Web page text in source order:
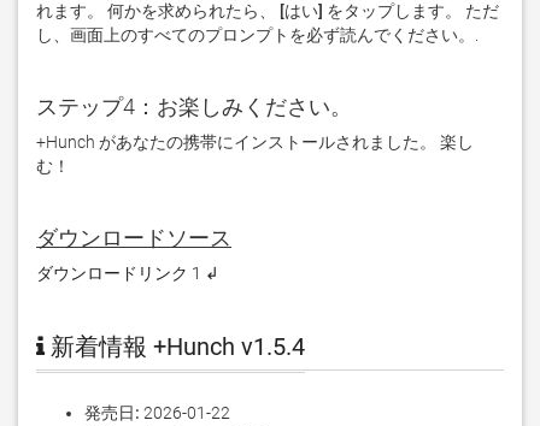
れます。 何かを求められたら、
[はい] をタップします。 ただ
し、画面上のすべてのプロンプトを必ず読んでください。.
ステップ4：お楽しみください。
+Hunch があなたの携帯にインストールされました。 楽し
む！
ダウンロードソース
ダウンロードリンク 1 ↲
新着情報 +Hunch v1.5.4
発売日: 2026-01-22